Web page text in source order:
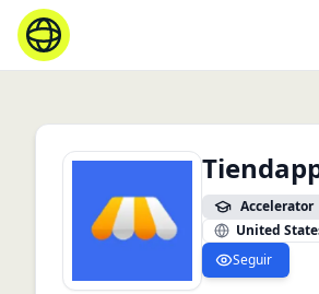
Accelerator
United
Seguir